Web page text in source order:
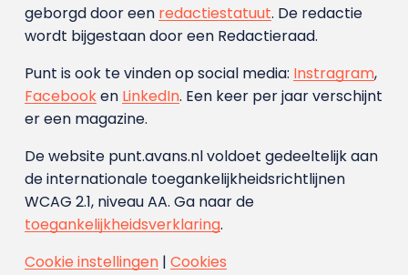
geborgd door een redactiestatuut. De redactie
wordt bijgestaan door een Redactieraad.
Punt is ook te vinden op social media: Instragram,
Facebooken LinkedIn. Een keer per jaar verschijnt
er een magazine.
De website punt.avans.nl voldoet gedeeltelijk aan
de internationale toegankelijkheidsrichtlijnen
WCAG 2.1, niveau AA. Ga naar de
toegankelijkheidsverklaring.
Cookie instellingen| Cookies